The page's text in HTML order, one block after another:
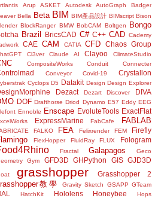
Arup ASKET Autodesk AutoGraph
Badger
Bella Beta BIM BIM產品設計 BIMscript Bison
BlockRanger BMW BobCAM Boltgen Bongo
Brazil BricsCAD C# C++ CAD Cademy
CAE CAM CATIA CFD Chaos Group
Cl3ver Claude AI Clayoo ClimateStudio
CompositeWorks Conduit Connecter
Conveyor Covid-19 Crystallon
Cyclops D5 Datakit Design Design Explorer
Dezact Dezart Discover DIVA
DOF Drafthorse Driod Dynamo E57 Eddy EEG
Ennoble Enscape EvoluteTools ExactFlat
ExpressMarine FabCafe FABLAB
FALKO FEA Felixrender FEM Firefly
FlexHopper FluidRay FLUX Fologram
Fractal Galapagos
Geco
Gym
GFD3D GHPython GIS GJD3D
grasshopper Grasshopper 2
教學 Gravity Sketch GSAPP GTeam
HatchKit Hololens Honeybee
Hops